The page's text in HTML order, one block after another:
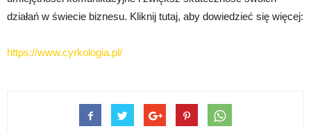
działań w świecie biznesu. Kliknij tutaj, aby dowiedzieć się więcej:
https://www.cyrkologia.pl/